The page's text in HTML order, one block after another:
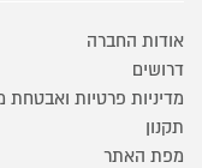
אודות החברה
דרושים
מדיניות פרטיות ואבטחת
תקנון
מפת האתר